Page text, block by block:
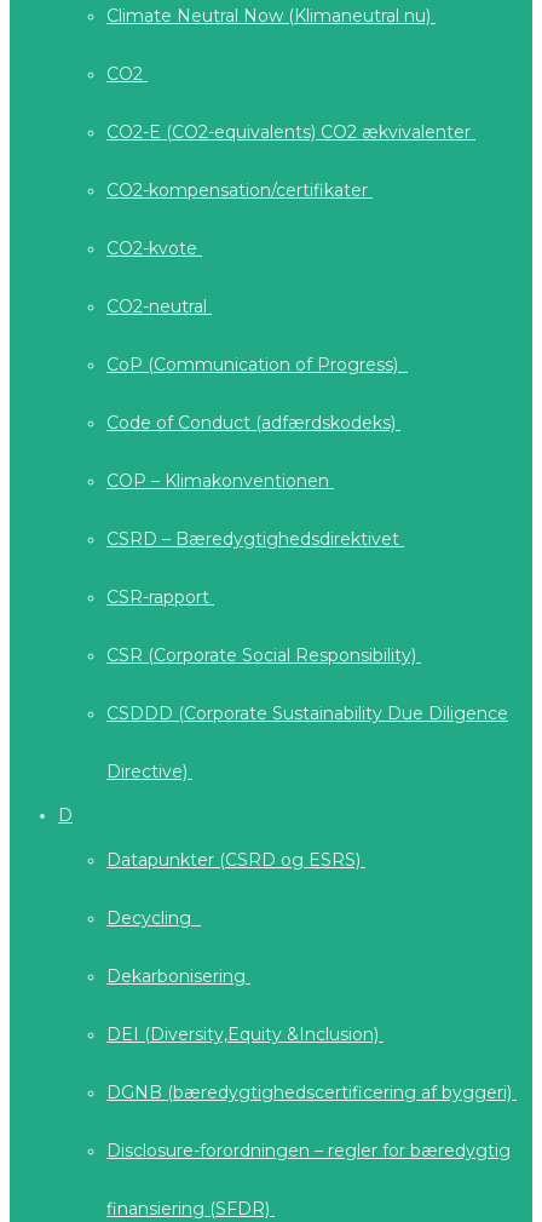
Climate Neutral Now (Klimaneutral nu)
CO2
CO2-E (CO2-equivalents) CO2 ækvivalenter
CO2-kompensation/certifikater
CO2-kvote
CO2-neutral
CoP (Communication of Progress)
Code of Conduct (adfærdskodeks)
COP – Klimakonventionen
CSRD – Bæredygtighedsdirektivet
CSR-rapport
CSR (Corporate Social Responsibility)
CSDDD (Corporate Sustainability Due Diligence
Directive)
D
Datapunkter (CSRD og ESRS)
Decycling
Dekarbonisering
DEI (Diversity,Equity &Inclusion)
DGNB (bæredygtighedscertificering af byggeri)
Disclosure-forordningen – regler for bæredygtig
finansiering (SFDR)